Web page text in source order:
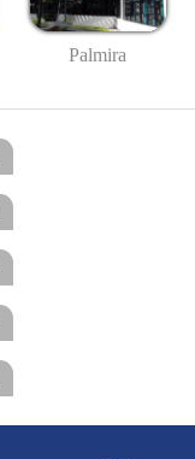
Palmira